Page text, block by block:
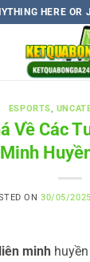
HERE OR
ESPORTS,
Về Các
Minh
ON30/05/2025
minh